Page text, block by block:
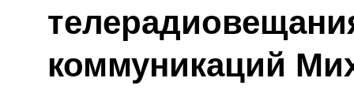
коммуникаций